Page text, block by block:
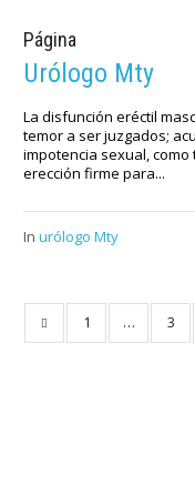
Página
Urólogo Mty
La disfunción eréctil
temor a ser juzgados;
impotencia sexual,
erección firme para...
In urólogo Mty
1 … 3